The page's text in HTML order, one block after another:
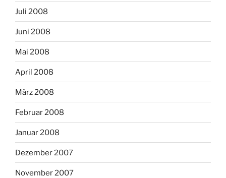
Juli 2008
Juni 2008
Mai 2008
April 2008
März 2008
Februar 2008
Januar 2008
Dezember 2007
November 2007